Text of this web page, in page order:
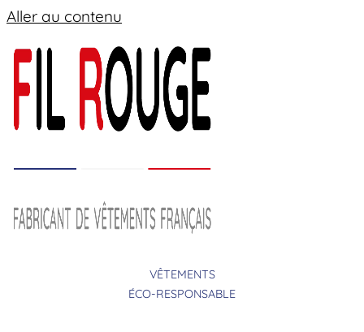
Aller au contenu
VÊTEMENTS
ÉCO-RESPONSABLE